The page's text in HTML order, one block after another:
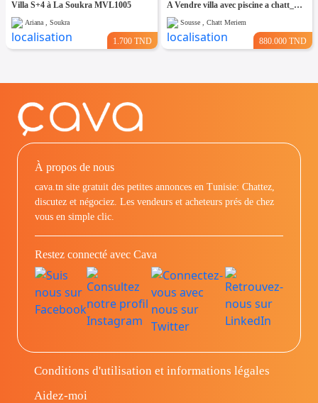
Villa S+4 à La Soukra MVL1005
Ariana , Soukra
1.700 TND
A Vendre villa avec piscine a chatt_mariem pré résidence Costa
Sousse , Chatt Meriem
880.000 TND
À propos de nous
cava.tn site gratuit des petites annonces en Tunisie: Chattez,
discutez et négociez. Les vendeurs et acheteurs prés de chez
vous en simple clic.
Restez connecté avec Cava
Conditions d'utilisation et informations légales
Aidez-moi